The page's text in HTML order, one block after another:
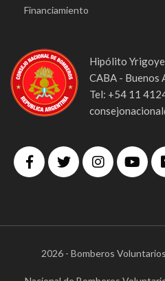
Financiamiento
Hipólito
CABA - Buenos
Tel: +54 11
2026 - Bomberos